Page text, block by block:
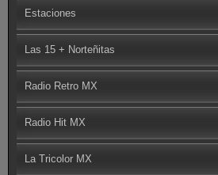
Estaciones
Las 15 + Norteñitas
Radio Retro MX
Radio Hit MX
La Tricolor MX